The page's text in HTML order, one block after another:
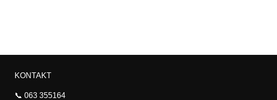
KONTAKT
📞 063 355164